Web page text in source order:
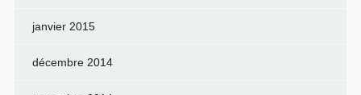
janvier 2015
décembre 2014